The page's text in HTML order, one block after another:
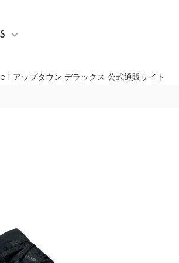
アップタウン デラックス 公式通販サイト